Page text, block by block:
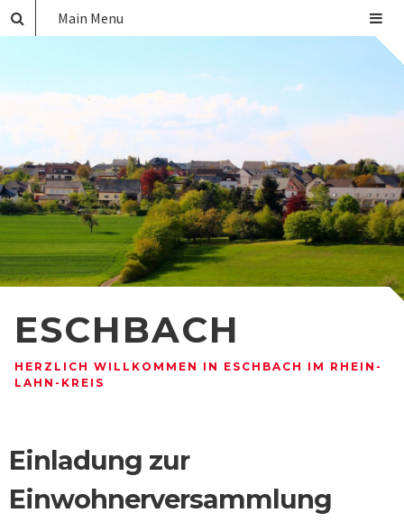
ESCHBACH
HERZLICH WILLKOMMEN IN ESCHBACH IM RHEIN-
LAHN-KREIS
Main Menu
Einladung zur
Einwohnerversammlung